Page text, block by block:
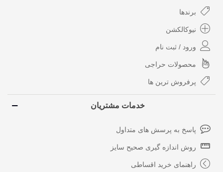
برندها
نیوکالکشن
ورود / ثبت نام
محصولات حراجی
پرفروش ترین ها
خدمات مشتریان
پاسخ به پرسش های متداول
روش اندازه گیری صحیح سایز
راهنمای خرید اقساطی